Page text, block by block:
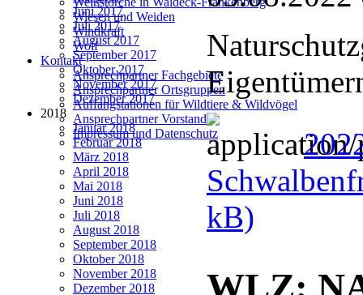
Wiesen und Weiden
Windkraft
Wolf
Kontakt
Ansprechpartner Fachgebiete
Ansprechpartner Ortsgruppen
Auffangstationen für Wildtiere & Wildvögel
Ansprechpartner Vorstand
Impressum und Datenschutz
Juni 2017
Juli 2017
August 2017
September 2017
Oktober 2017
November 2017
Dezember 2017
2018
Januar 2018
Februar 2018
März 2018
April 2018
Mai 2018
Juni 2018
Juli 2018
August 2018
September 2018
Oktober 2018
November 2018
Dezember 2018
kB)